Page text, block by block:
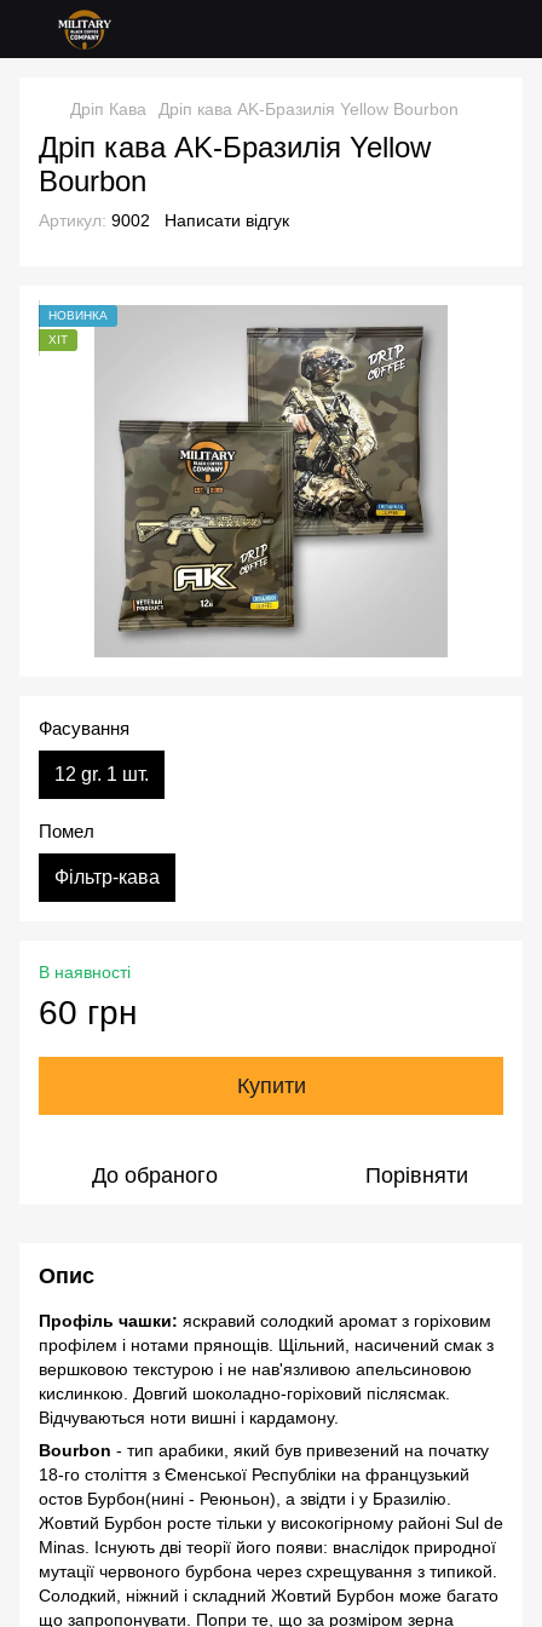
Дріп Кава Дріп кава AK-Бразилія Yellow Bourbon
Дріп кава AK-Бразилія Yellow
Bourbon
Артикул: 9002 Написати відгук
НОВИНКА
ХІТ
Фасування
12 gr. 1 шт.
Помел
Фільтр-кава
В наявності
60 грн
Купити
До обраного Порівняти
Опис
Профіль чашки: яскравий солодкий аромат з горіховим
профілем і нотами прянощів. Щільний, насичений смак з
вершковою текстурою і не нав'язливою апельсиновою
кислинкою. Довгий шоколадно-горіховий післясмак.
Відчуваються ноти вишні і кардамону.
Вourbon - тип арабики, який був привезений на початку
18-го століття з Єменської Республіки на французький
остов Бурбон(нині - Реюньон), а звідти і у Бразилію.
Жовтий Бурбон росте тільки у високогірному районі Sul de
Minas. Існують дві теорії його появи: внаслідок природної
мутації червоного бурбона через схрещування з типикой.
Солодкий, ніжний і складний Жовтий Бурбон може багато
що запропонувати. Попри те, що за розміром зерна